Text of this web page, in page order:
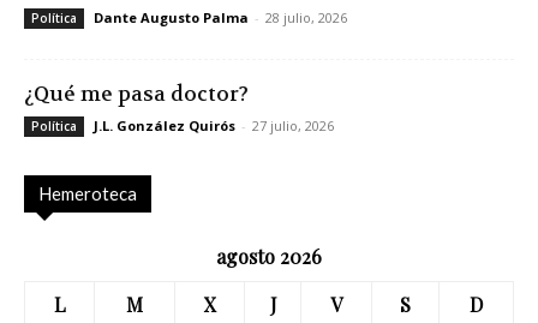
Política Dante Augusto Palma - 28 julio, 2026
¿Qué me pasa doctor?
Política J.L. González Quirós - 27 julio, 2026
Hemeroteca
agosto 2026
L
M X J V S
D